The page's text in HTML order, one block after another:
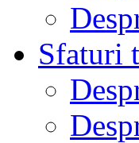
Sfaturi